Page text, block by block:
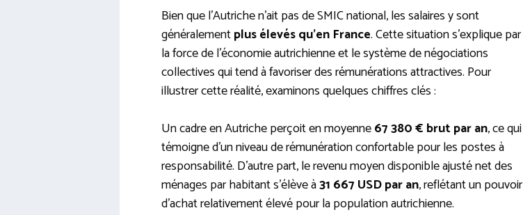
Bien que l’Autriche n’ait pas de SMIC national, les salaires y sont
généralementplus élevés qu’en France. Cette situation s’explique par
la force de l’économie autrichienne et le système de négociations
collectives qui tend à favoriser des rémunérations attractives. Pour
illustrer cette réalité, examinons quelques chiffres clés :
Un cadre en Autriche perçoit en moyenne67 380 € brut par an, ce qui
témoigne d’un niveau de rémunération confortable pour les postes à
responsabilité. D’autre part, le revenu moyen disponible ajusté net des
ménages par habitant s’élève à31 667 USD par an, reflétant un pouvoir
d’achat relativement élevé pour la population autrichienne.